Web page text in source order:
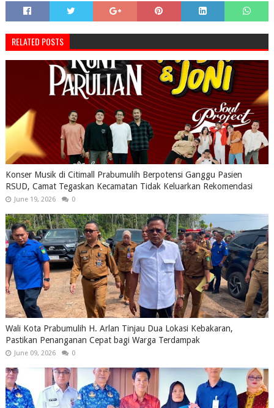
RELATED POSTS
Konser Musik di Citimall Prabumulih Berpotensi Ganggu Pasien
RSUD, Camat Tegaskan Kecamatan Tidak Keluarkan Rekomendasi
June 19, 2026 0
Wali Kota Prabumulih H. Arlan Tinjau Dua Lokasi Kebakaran,
Pastikan Penanganan Cepat bagi Warga Terdampak
June 09, 2026 0